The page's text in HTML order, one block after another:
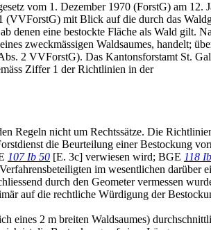
vom 1. Dezember 1970 (ForstG) am 12.
(VVForstG) mit Blick auf die durch das
denen eine bestockte Fläche als Wald gilt.
zweckmässigen Waldsaumes, handelt;
2 VVForstG). Das Kantonsforstamt St.
Ziffer 1 der Richtlinien in der
Regeln nicht um Rechtssätze. Die
die Beurteilung einer Bestockung
107 Ib 50 [E. 3c] verwiesen wird; BGE 118
im wesentlichen darüber
durch den Geometer vermessen
auf die rechtliche Würdigung der
eines 2 m breiten Waldsaumes)